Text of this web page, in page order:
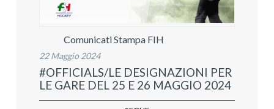
Comunicati Stampa FIH
22 Maggio 2024
#OFFICIALS/LE DESIGNAZIONI PER
LE GARE DEL 25 E 26 MAGGIO 2024